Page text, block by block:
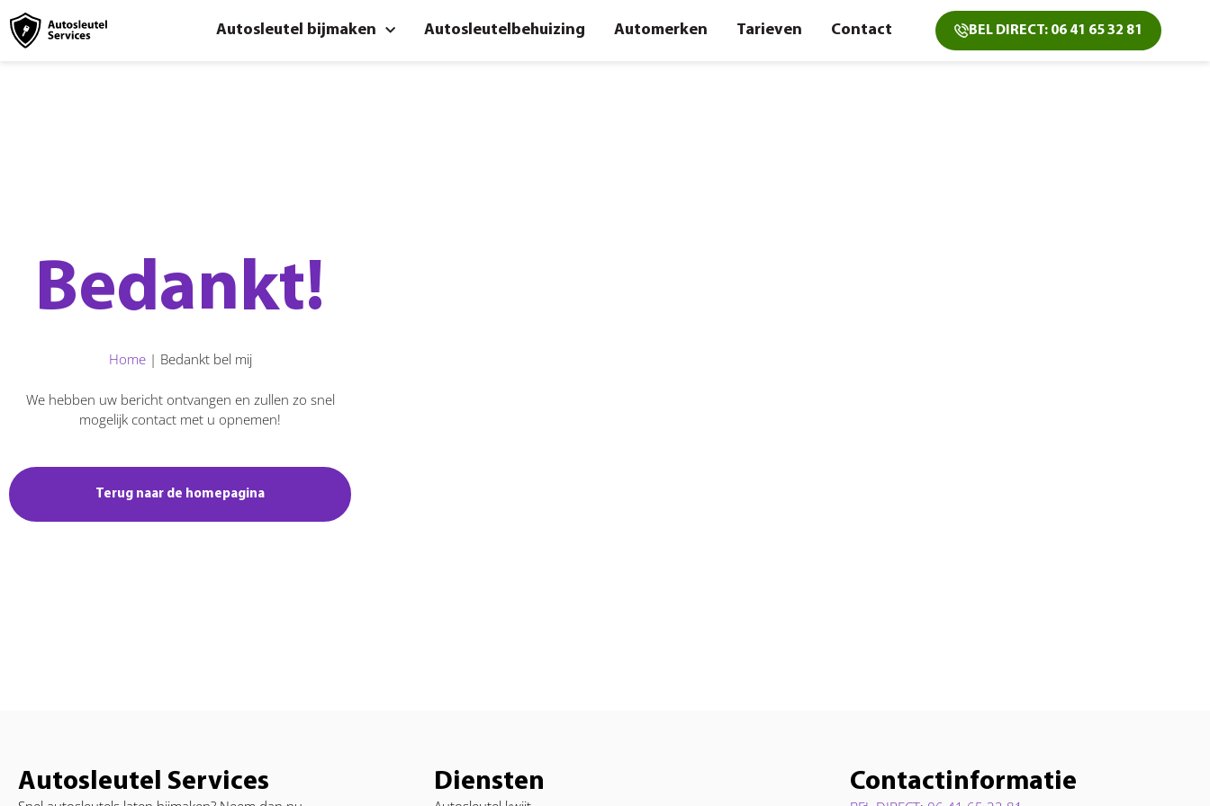
Autosleutel bijmaken Autosleutelbehuizing Automerken Tarieven Contact BEL DIRECT: 06 41 65 32 81
Bedankt!
Home| Bedankt bel mij
We hebben uw bericht ontvangen en zullen zo snel
mogelijk contact met u opnemen!
Terug naar de homepagina
Autosleutel Services Diensten Contactinformatie